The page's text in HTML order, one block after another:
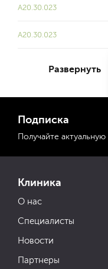
A20.30.023
A20.30.023
Развернуть
Клиника
О нас
Специалисты
Новости
Партнеры
Подписка
Получайте актуальную